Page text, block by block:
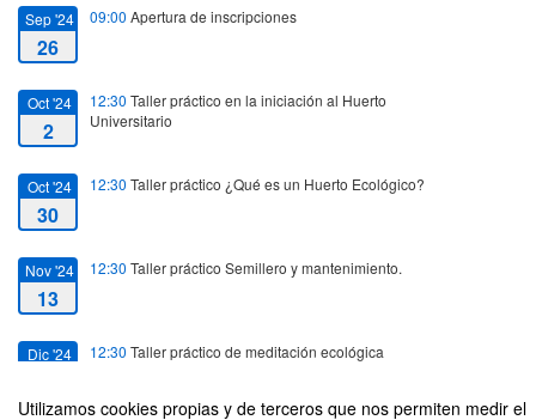
Utilizamos cookies propias y de terceros que nos permiten medir el
Sep '24
26
09:00 Apertura de inscripciones
Oct '24
2
12:30 Taller práctico en la iniciación al Huerto
Universitario
Oct '24
30
12:30 Taller práctico ¿Qué es un Huerto Ecológico?
Nov '24
13
12:30 Taller práctico Semillero y mantenimiento.
Dic '24 12:30 Taller práctico de meditación ecológica